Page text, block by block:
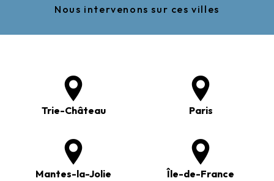
Nous intervenons sur ces villes
Trie-Château Paris
Mantes-la-Jolie Île-de-France